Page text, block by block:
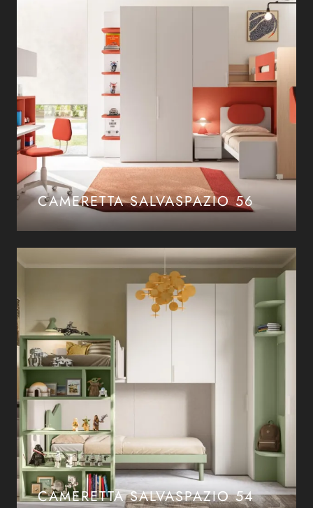
CAMERETTA SALVASPAZIO 56
CAMERETTA SALVASPAZIO 54